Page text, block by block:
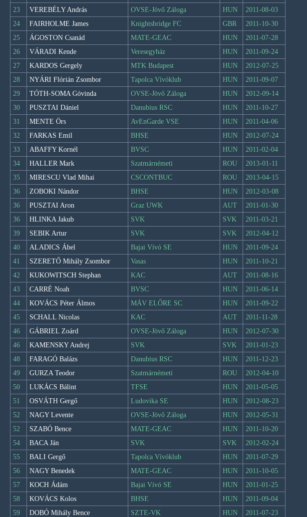
23
VEREBÉLY András OVSE-Jövő Záloga HUN
2011-08-03
24
FAIRHOLME James Knightsbridge FC GBR
2011-10-30
25
ÁGOSTON Csanád MATE-GEAC HUN
2011-07-28
26
VÁRADI Kende Veresegyház HUN
2011-09-24
27
KARDOS Gergely MTK Budapest HUN
2012-07-25
28
NYÁRI Flórián Zsombor Tapolca Vívóklub HUN
2011-09-07
29
TÓTH-SOMA Góvinda OVSE-Jövő Záloga HUN
2012-09-14
30
PUSZTAI Dániel Danubius RSC HUN
2011-10-27
31
MENTE Örs AvEnGarde VSE HUN
2011-04-06
32
FARKAS Emil BHSE HUN
2012-07-24
33
ABAFFY Kornél BVSC HUN
2011-02-04
34
HALLER Mark Szatmárnémeti ROU
2013-01-11
35
MIRESCU Vlad Mihai CSCONTBUC ROU
2013-04-15
36
ZOBOKI Nándor BHSE HUN
2012-03-08
36
PUSZTAI Aron Graz UWK AUT
2011-01-30
36
HLINKA Jakub SVK SVK
2011-03-21
39
SEBIK Artur SVK SVK
2012-04-12
40
ALADICS Ábel Bajai Vívó SE HUN
2011-09-24
41
SZERETŐ Mihály Zsombor Vasas HUN
2011-10-21
42
KUKOWITSCH Stephan KAC AUT
2011-08-16
43
CARRÉ Noah BVSC HUN
2011-06-14
44
KOVÁCS Péter Álmos MÁV ELŐRE SC HUN
2011-09-22
45
SCHALL Nicolas KAC AUT
2011-11-28
46
GÁBRIEL Zoárd OVSE-Jövő Záloga HUN
2012-07-30
46
KAMENSKY Andrej SVK SVK
2011-01-23
48
FARAGÓ Balázs Danubius RSC HUN
2011-12-23
49
GURZA Teodor Szatmárnémeti ROU
2012-04-10
50
LUKÁCS Bálint TFSE HUN
2011-05-05
51
OSVÁTH Gergő Ludovika SE HUN
2012-08-23
52
NAGY Levente OVSE-Jövő Záloga HUN
2012-05-31
52
SZABÓ Bence MATE-GEAC HUN
2011-10-20
54
BACA Ján SVK SVK
2012-02-24
55
BALI Gergő Tapolca Vívóklub HUN
2011-07-29
56
NAGY Benedek MATE-GEAC HUN
2011-10-05
57
KOCH Ádám Bajai Vívó SE HUN
2011-01-25
58
KOVÁCS Kolos BHSE HUN
2011-09-04
59
DOBÓ Mihály Bence SZTE-VK HUN
2011-07-23